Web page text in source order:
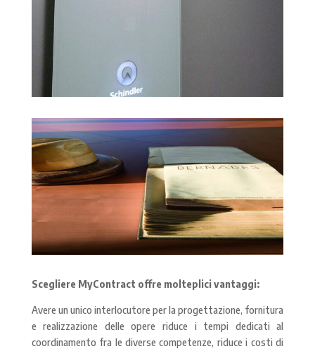
Scegliere MyContract offre molteplici vantaggi:
Avere un unico interlocutore per la progettazione, fornitura
e realizzazione delle opere riduce i tempi dedicati al
coordinamento fra le diverse competenze, riduce i costi di